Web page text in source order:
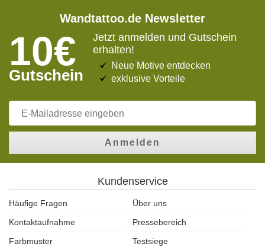
Wandtattoo.de Newsletter
10€
Gutschein
Jetzt anmelden und Gutschein
erhalten!
Neue Motive entdecken
exklusive Vorteile
Anmelden
Kundenservice
Häufige Fragen
Über uns
Kontaktaufnahme
Pressebereich
Farbmuster
Testsiege